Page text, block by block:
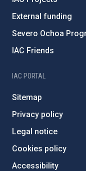
External funding
Severo Ochoa
IAC Friends
IAC PORTAL
Sitemap
Privacy policy
Legal notice
Cookies policy
Accessibility